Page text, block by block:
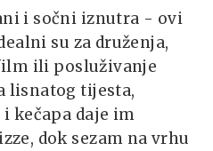
i sočni iznutra - ovi
su za druženja,
ili posluživanje
lisnatog tijesta,
kečapa daje im
dok sezam na vrhu